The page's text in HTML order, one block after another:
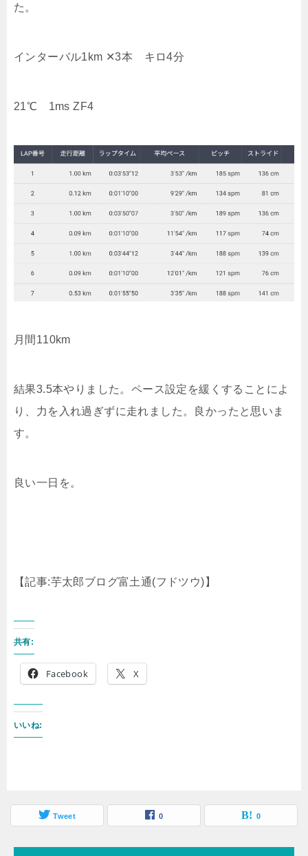
た。
インターバル1km ✕3本 キロ4分
21℃ 1ms ZF4
月間110km
結果3.5本やりました。ペース設定を緩くすることによ
り、力を入れ過ぎずに走れました。良かったと思いま
す。
良い一日を。
【記事:芋太郎ブログ富土通(フドツウ)】
共有:
Facebook X
いいね:
Tweet 0 0